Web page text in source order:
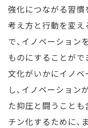
強化につながる習慣
考え方と行動を変え
で、イノベーション
ものにすることがで
文化がいかにイノ
し、イノベーション
た抑圧と闘うことも
チン化するために、